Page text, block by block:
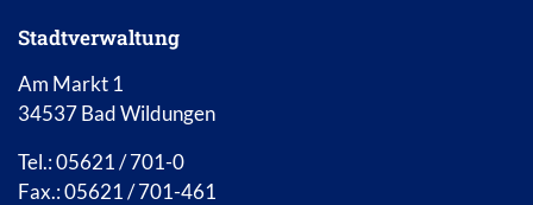
Stadtverwaltung
Am Markt 1
34537 Bad Wildungen
Tel.: 05621 / 701-0
Fax.: 05621 / 701-461